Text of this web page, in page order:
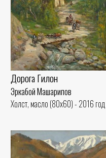
Дорога Гилон
Эркабой Машарипов
Холст, масло (80x60) - 2016 год